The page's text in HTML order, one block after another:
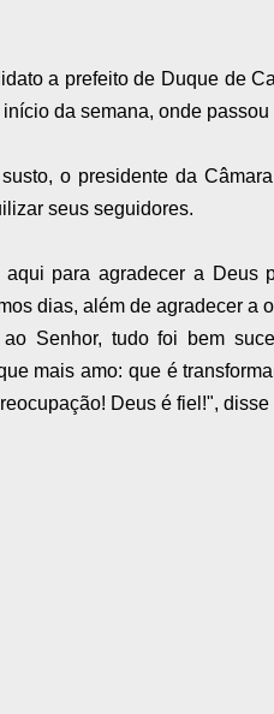
a prefeito de Duque de
da semana, onde
o presidente da
seus seguidores.
aqui para agradecer a Deus
dias, além de agradecer a
ao Senhor, tudo foi bem
mais amo: que é
Deus é fiel!", disse